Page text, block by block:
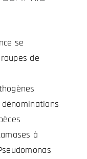
se
de
à